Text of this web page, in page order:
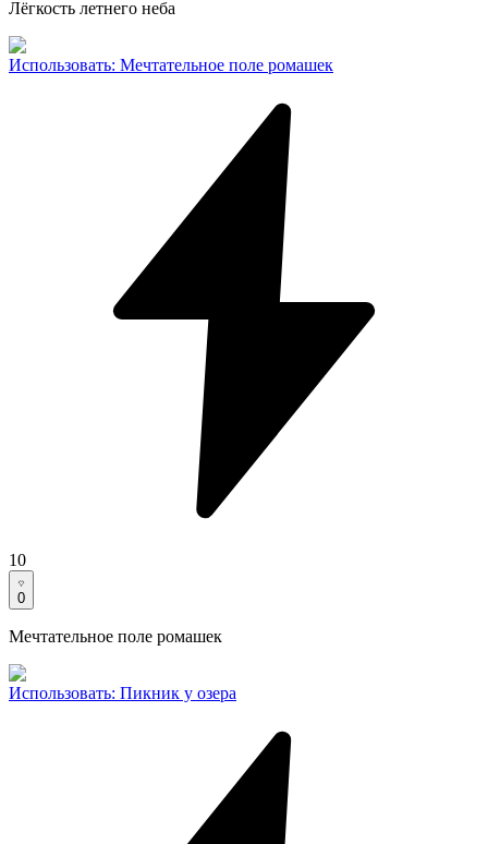
Лёгкость летнего неба
Использовать: Мечтательное поле ромашек
10
0
Мечтательное поле ромашек
Использовать: Пикник у озера